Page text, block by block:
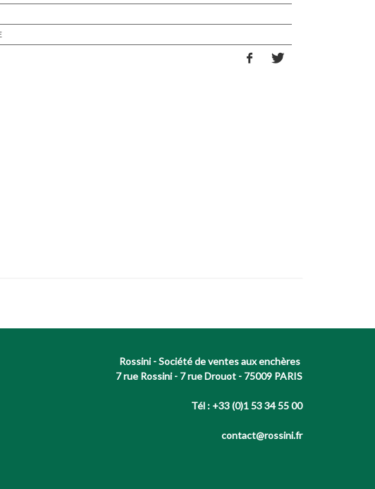
Rossini - Société de ventes aux enchères
7 rue Rossini - 7 rue Drouot - 75009 PARIS
Tél : +33 (0)1 53 34 55 00
contact@rossini.fr